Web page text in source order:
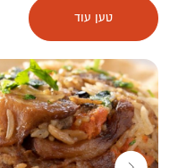
המג’הול המפורסמים
תמרים ועוד, ברקע מתנגנת
לעצור בו בדרך לטיול או
טען עוד